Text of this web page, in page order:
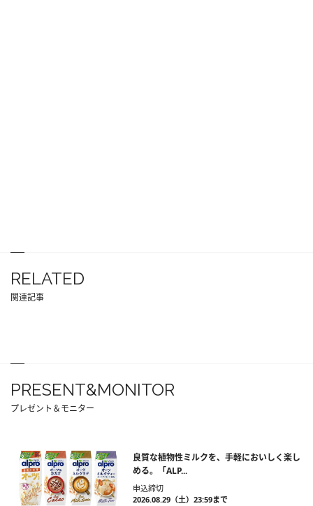
RELATED
関連記事
PRESENT&MONITOR
プレゼント＆モニター
良質な植物性ミルクを、手軽においしく楽し
める。「ALP...
申込締切
2026.08.29（土）23:59まで